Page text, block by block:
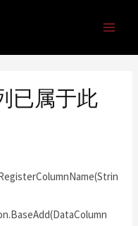
已属于此